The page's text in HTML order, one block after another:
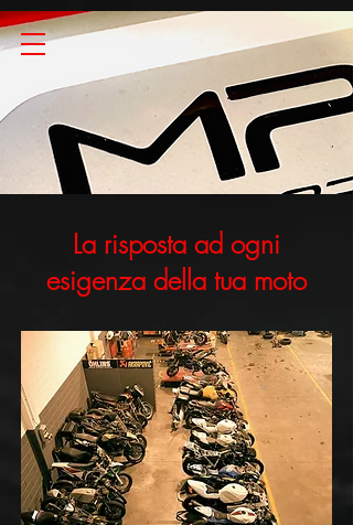
La risposta ad ogni
esigenza della tua moto